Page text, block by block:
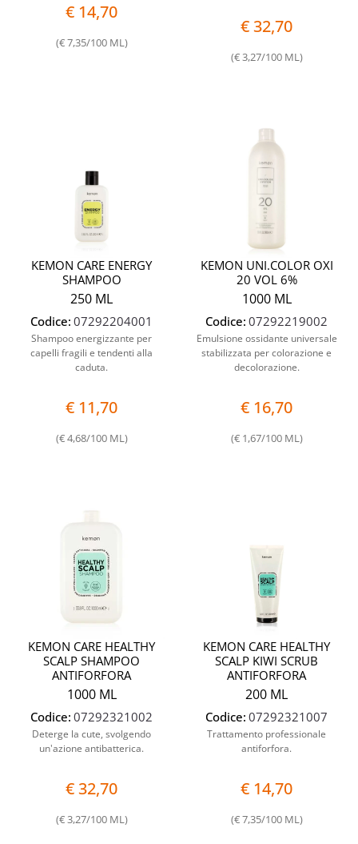
€ 14,70
(€ 7,35/100 ML)
€ 32,70
(€ 3,27/100 ML)
KEMON CARE ENERGY
SHAMPOO
250 ML
Codice: 07292204001
Shampoo energizzante per
capelli fragili e tendenti alla
caduta.
€ 11,70
(€ 4,68/100 ML)
KEMON UNI.COLOR OXI
20 VOL 6%
1000 ML
Codice: 07292219002
Emulsione ossidante universale
stabilizzata per colorazione e
decolorazione.
€ 16,70
(€ 1,67/100 ML)
KEMON CARE HEALTHY
SCALP SHAMPOO
ANTIFORFORA
1000 ML
Codice: 07292321002
Deterge la cute, svolgendo
un'azione antibatterica.
€ 32,70
(€ 3,27/100 ML)
KEMON CARE HEALTHY
SCALP KIWI SCRUB
ANTIFORFORA
200 ML
Codice: 07292321007
Trattamento professionale
antiforfora.
€ 14,70
(€ 7,35/100 ML)